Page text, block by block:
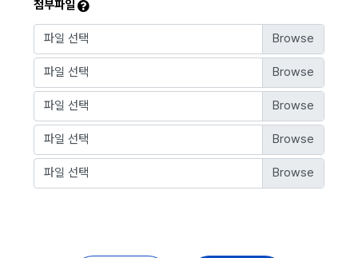
첨부파일
파일 선택
파일 선택
파일 선택
파일 선택
파일 선택